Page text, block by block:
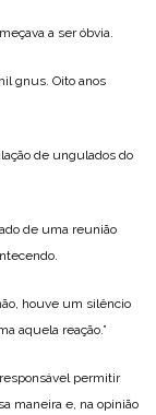
a ser óbvia.
gnus. Oito anos
de ungulados do
de uma reunião
houve um silêncio
aquela reação.”
permitir
maneira e, na opinião